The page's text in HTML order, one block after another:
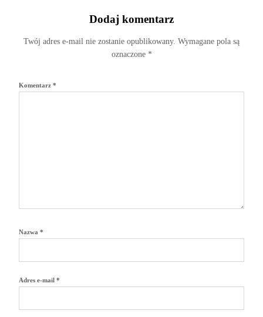
Dodaj komentarz
Twój adres e-mail nie zostanie opublikowany. Wymagane pola są
oznaczone *
Komentarz *
Nazwa *
Adres e-mail *